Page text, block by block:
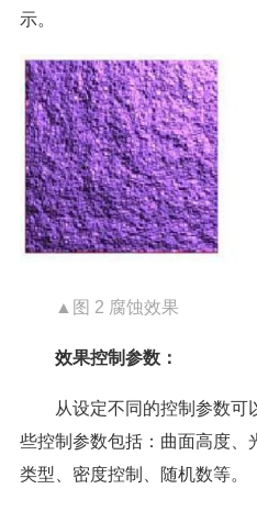
示。
▲图 2 腐蚀效果
效果控制参数：
从设定不同的控制参数可
些控制参数包括：曲面高度、
类型、密度控制、随机数等。